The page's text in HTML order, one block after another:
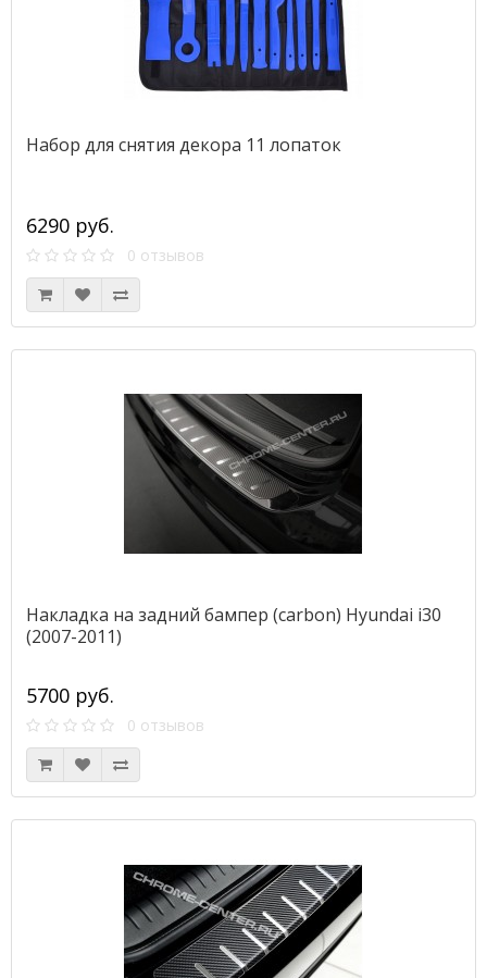
Набор для снятия декора 11 лопаток
6290 руб.
0 отзывов
Накладка на задний бампер (carbon) Hyundai i30
(2007-2011)
5700 руб.
0 отзывов